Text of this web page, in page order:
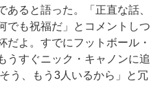
あると語った。「正直な話、
でも祝福だ」とコメントしつ
だよ。すでにフットボール・
うすぐニック・キャノンに追
う、もう3人いるから」と冗